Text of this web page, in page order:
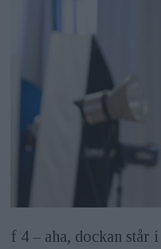
f 4 – aha, dockan står